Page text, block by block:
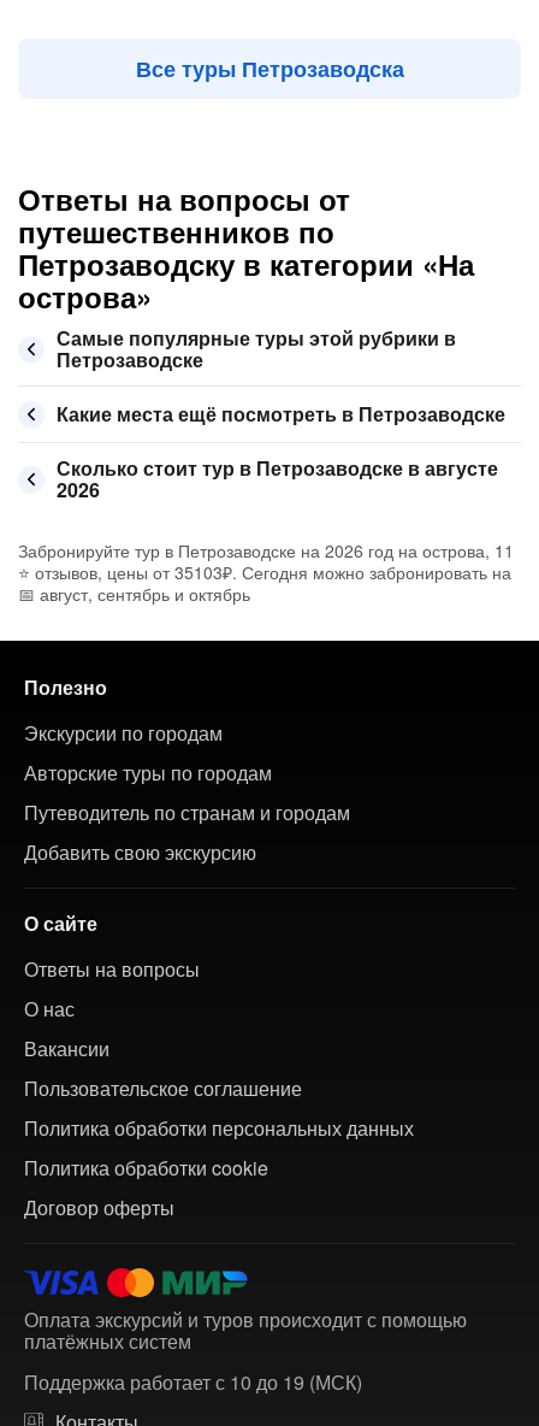
Все туры Петрозаводска
Ответы на вопросы от
путешественников по
Петрозаводску в категории «На
острова»
Самые популярные туры этой рубрики в
Петрозаводске
Какие места ещё посмотреть в Петрозаводске
Сколько стоит тур в Петрозаводске в августе
2026
Забронируйте тур в Петрозаводске на 2026 год на острова, 11
⭐ отзывов, цены от 35103₽. Сегодня можно забронировать на
📅 август, сентябрь и октябрь
Полезно
Экскурсии по городам
Авторские туры по городам
Путеводитель по странам и городам
Добавить свою экскурсию
О сайте
Ответы на вопросы
О нас
Вакансии
Пользовательское соглашение
Политика обработки персональных данных
Политика обработки cookie
Договор оферты
Оплата экскурсий и туров происходит с помощью
платёжных систем
Поддержка работает с 10 до 19 (МСК)